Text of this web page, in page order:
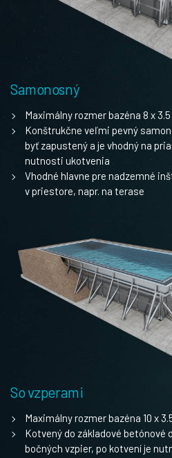
Samonosný
Maximálny rozmer bazéna 8 x 3.5
Konštrukčne veľmi pevný
byť zapustený a je vhodný na
nutnosti ukotvenia
Vhodné hlavne pre nadzemné
v priestore, napr. na terase
So vzperami
Maximálny rozmer bazéna 10 x
Kotvený do základové betónové
bočných vzpier, po kotvení je